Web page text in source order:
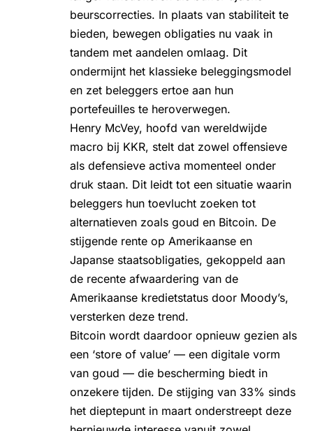
beurscorrecties. In plaats van stabiliteit te
bieden, bewegen obligaties nu vaak in
tandem met aandelen omlaag. Dit
ondermijnt het klassieke beleggingsmodel
en zet beleggers ertoe aan hun
portefeuilles te heroverwegen.
Henry McVey, hoofd van wereldwijde
macro bij KKR, stelt dat zowel offensieve
als defensieve activa momenteel onder
druk staan. Dit leidt tot een situatie waarin
beleggers hun toevlucht zoeken tot
alternatieven zoals goud en Bitcoin. De
stijgende rente op Amerikaanse en
Japanse staatsobligaties, gekoppeld aan
de recente afwaardering van de
Amerikaanse kredietstatus door Moody’s,
versterken deze trend.
Bitcoin wordt daardoor opnieuw gezien als
een ‘store of value’ — een digitale vorm
van goud — die bescherming biedt in
onzekere tijden. De stijging van 33% sinds
het dieptepunt in maart onderstreept deze